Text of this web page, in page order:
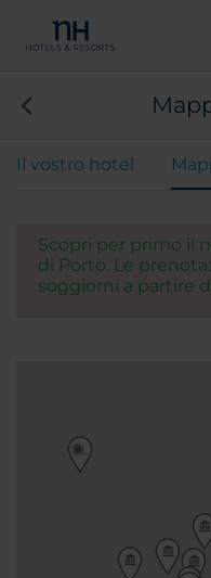
Il vostro hotel
Scopri per primo il
di Porto. Le
soggiorni a partire